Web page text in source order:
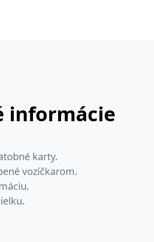
informácie
karty.
vozíčkarom.